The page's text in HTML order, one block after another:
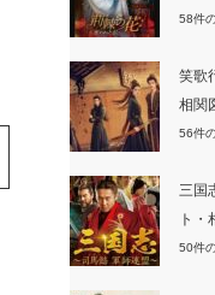
58件
笑歌
相関
56件
三国
ト
50件